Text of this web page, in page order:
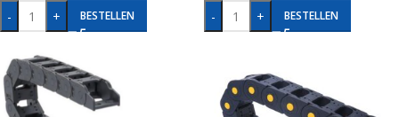
-
+ BESTELLEN
-
+ BESTELLEN